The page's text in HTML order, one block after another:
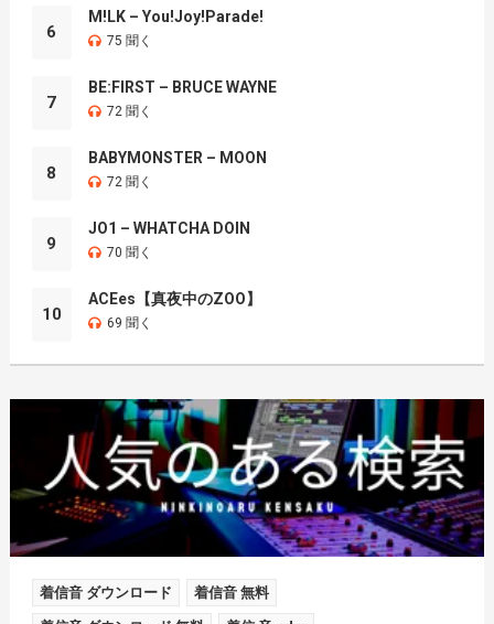
6
M!LK – You!Joy!Parade!
75 聞く
7
BE:FIRST – BRUCE WAYNE
72 聞く
8
BABYMONSTER – MOON
72 聞く
9
JO1 – WHATCHA DOIN
70 聞く
10
ACEes【真夜中のZOO】
69 聞く
着信音 ダウンロード 着信音 無料